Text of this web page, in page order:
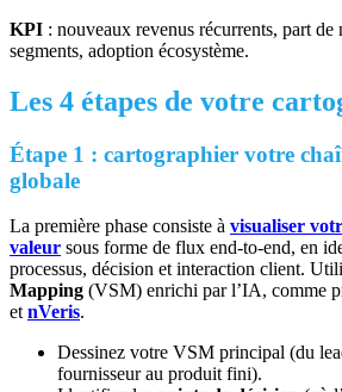
KPI : nouveaux revenus récurrents, part de
segments, adoption écosystème.
Les 4 étapes de votre
Étape 1 : cartographier votre
globale
La première phase consiste à visualiser
valeur sous forme de flux end‑to‑end, en
processus, décision et interaction client.
Mapping (VSM) enrichi par l’IA, comme
et nVeris.
Dessinez votre VSM principal (du
fournisseur au produit fini).